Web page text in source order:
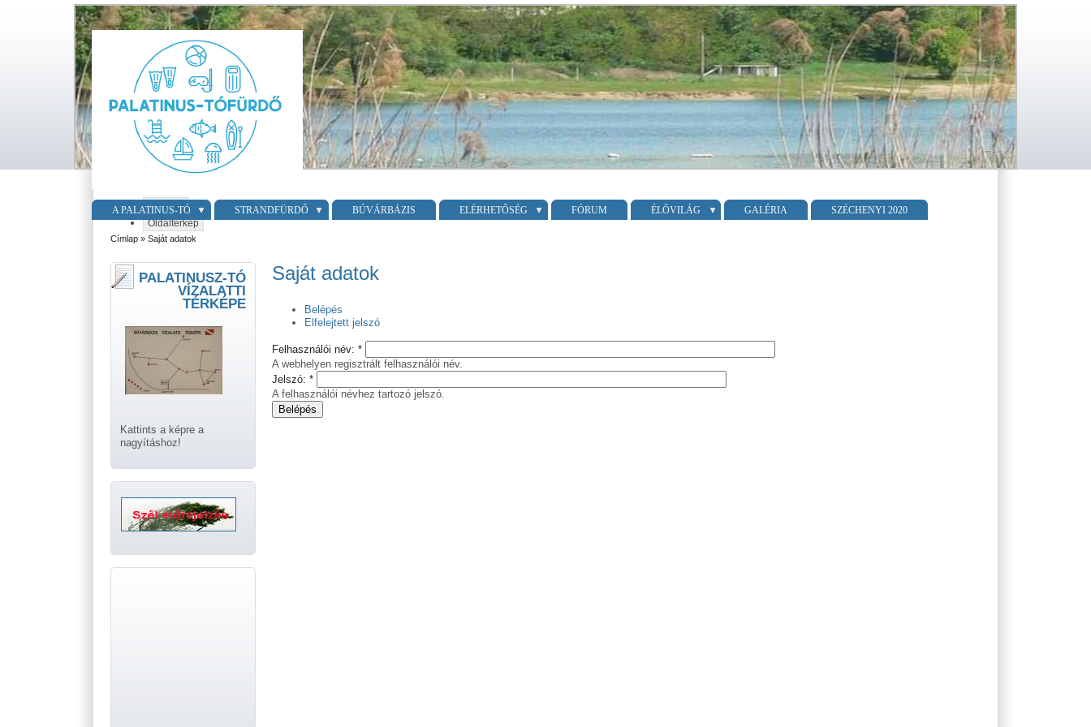
A PALATINUS-TÓ STRANDFÜRDŐ BÚVÁRBÁZIS ELÉRHETŐSÉG FÓRUM ÉLŐVILÁG GALÉRIA SZÉCHENYI 2020
Belépés
Oldaltérkép
Címlap » Saját adatok
Saját adatok
Belépés
Elfelejtett jelszó
Felhasználói név:*
A webhelyen regisztrált felhasználói név.
Jelszó:*
A felhasználói névhez tartozó jelszó.
PALATINUSZ-TÓ
VÍZALATTI
TÉRKÉPE
Kattints a képre a
nagyításhoz!